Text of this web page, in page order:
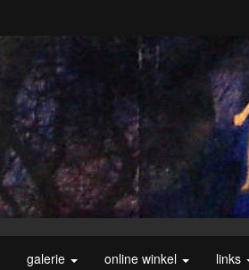
galerie online winkel links